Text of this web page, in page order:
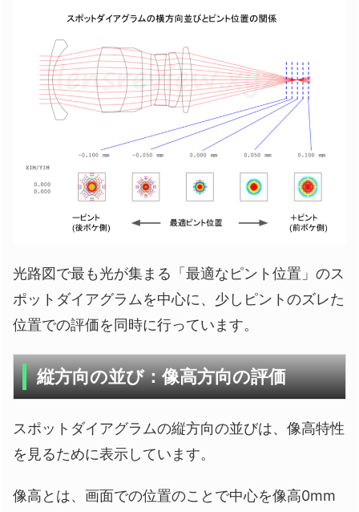
光路図で最も光が集まる「最適なピント位置」のス
ポットダイアグラムを中心に、少しピントのズレた
位置での評価を同時に行っています。
縦方向の並び：像高方向の評価
スポットダイアグラムの縦方向の並びは、像高特性
を見るために表示しています。
像高とは、画面での位置のことで中心を像高0mm